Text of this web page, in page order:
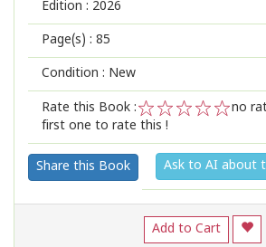
Edition : 2026
Page(s) : 85
Condition : New
Rate this Book :
2
1
no
first one to rate this !
Share this Book Ask to AI about
Add to Cart